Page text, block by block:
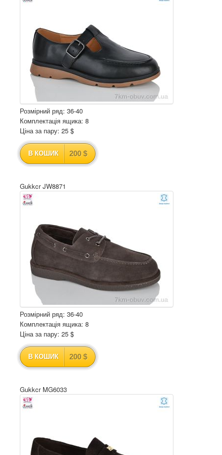
Розмірний ряд: 36-40
Комплектація ящика: 8
Ціна за пару: 25 $
В КОШИК 200 $
Gukkcr JW8871
Розмірний ряд: 36-40
Комплектація ящика: 8
Ціна за пару: 25 $
В КОШИК 200 $
Gukkcr MG6033